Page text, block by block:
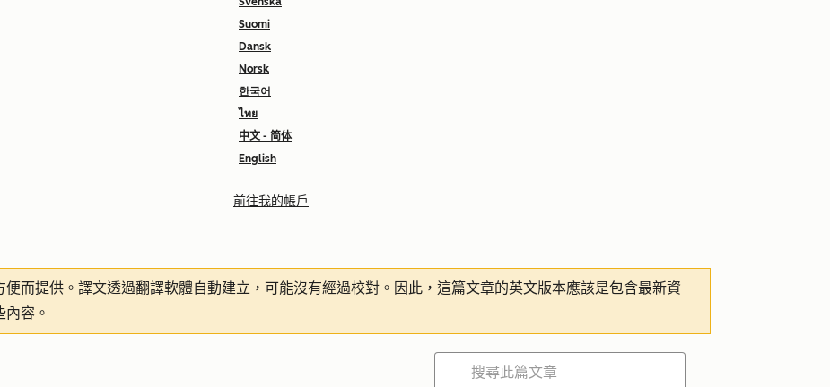
Suomi
Dansk
Norsk
한국어
ไทย
中文 - 简体
English
前往我的帳戶
便而提供。譯文透過翻譯軟體自動建立，可能沒有經過校對。因此，這篇文章的英文版本應該是包含最新資
內容。